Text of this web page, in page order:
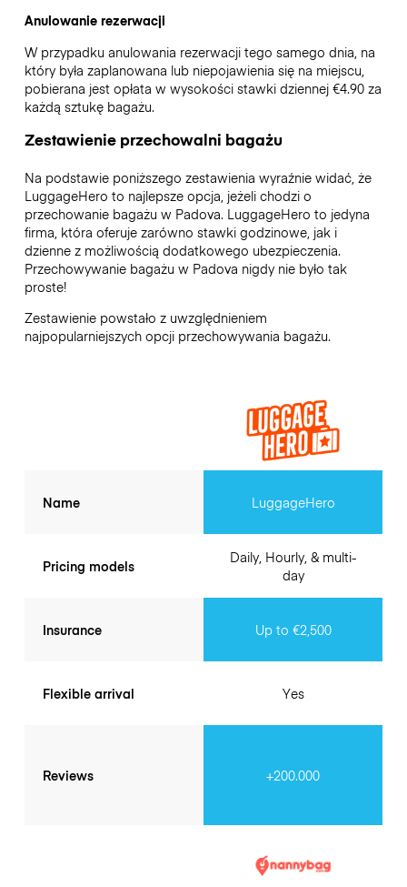
Anulowanie rezerwacji
W przypadku anulowania rezerwacji tego samego dnia, na
który była zaplanowana lub niepojawienia się na miejscu,
pobierana jest opłata w wysokości stawki dziennej €4.90 za
każdą sztukę bagażu.
Zestawienie przechowalni bagażu
Na podstawie poniższego zestawienia wyraźnie widać, że
LuggageHero to najlepsze opcja, jeżeli chodzi o
przechowanie bagażu w Padova. LuggageHero to jedyna
firma, która oferuje zarówno stawki godzinowe, jak i
dzienne z możliwością dodatkowego ubezpieczenia.
Przechowywanie bagażu w Padova nigdy nie było tak
proste!
Zestawienie powstało z uwzględnieniem
najpopularniejszych opcji przechowywania bagażu.
Name
Pricing models
Insurance
Flexible arrival
Reviews
LuggageHero
Daily, Hourly, & multi-
day
Up to €2,500
Yes
+200.000